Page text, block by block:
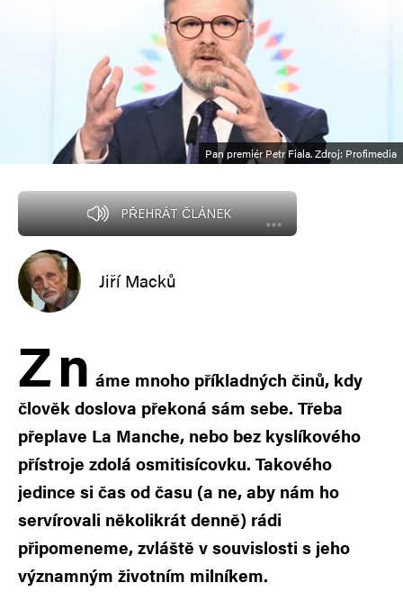
Pan premiér Petr Fiala. Zdroj: Profimedia
PŘEHRÁT ČLÁNEK
Jiří Macků
Zn áme mnoho příkladných činů, kdy
člověk doslova překoná sám sebe. Třeba
přeplave La Manche, nebo bez kyslíkového
přístroje zdolá osmitisícovku. Takového
jedince si čas od času (a ne, aby nám ho
servírovali několikrát denně) rádi
připomeneme, zvláště v souvislosti s jeho
významným životním milníkem.